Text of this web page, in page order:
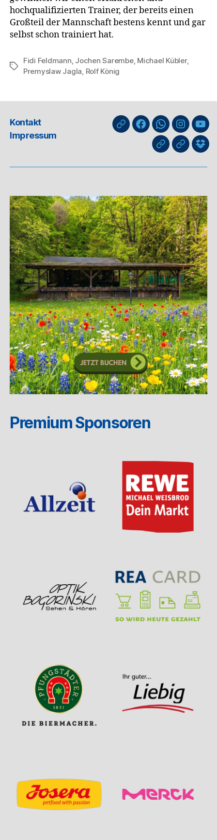
hochqualifizierten Trainer, der bereits einen
Großteil der Mannschaft bestens kennt und gar
selbst schon trainiert hat.
Schlagwörter
Fidi Feldmann, Jochen Sarembe, Michael Kübler,
Premyslaw Jagla, Rolf König
Kontakt
Impressum
nuLigaFacebookWhatsApp-
Kanal
GIPHYThreads
Premium Sponsoren